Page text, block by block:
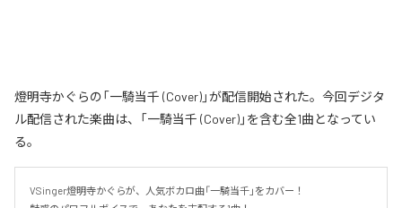
燈明寺かぐらの「一騎当千 (Cover)」が配信開始された。今回デジタ
ル配信された楽曲は、「一騎当千 (Cover)」を含む全1曲となってい
る。
VSinger燈明寺かぐらが、人気ボカロ曲「一騎当千」をカバー！